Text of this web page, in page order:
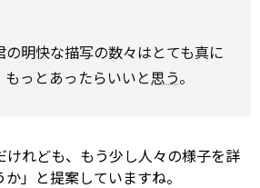
の明快な描写の数々はとても真に
っとあったらいいと思う。
けれども、もう少し人々の様子を詳
」と提案していますね。